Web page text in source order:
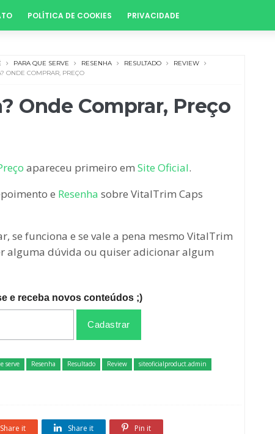
POLÍTICA DE COOKIES PRIVACIDADE
PARA QUE SERVE RESENHA RESULTADO
REVIEW
ONDE COMPRAR, PREÇO
Onde Comprar, Preço
apareceu primeiro em Site Oficial.
e Resenha sobre VitalTrim Caps
se funciona e se vale a pena mesmo VitalTrim
alguma dúvida ou quiser adicionar algum
e receba novos conteúdos ;)
serve Resenha Resultado Review
siteoficialproduct.admin
Share it Share it Pin it